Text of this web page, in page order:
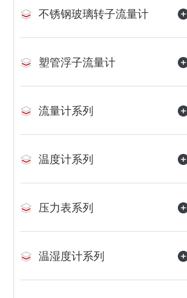
不锈钢玻璃转子流量计
塑管浮子流量计
流量计系列
温度计系列
压力表系列
温湿度计系列